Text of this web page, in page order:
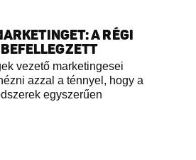
A RÉGI
vezető marketingesei
azzal a ténnyel, hogy a
egyszerűen